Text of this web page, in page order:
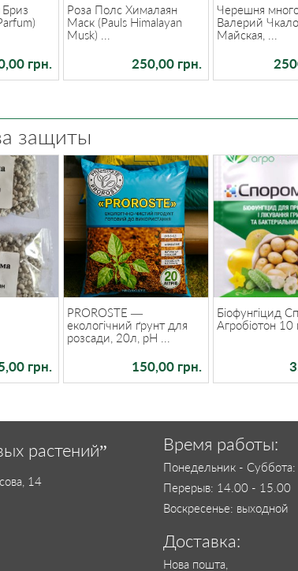
Бриз
грн.
Роза Полс Хималаян
Маск (Pauls Himalayan
Musk) ...
250,00 грн.
Черешня
Валерий
Майская, ...
защиты
грн.
PROROSTE —
екологічний ґрунт для
розсади, 20л, pH ...
150,00 грн.
Біофунгіцид
Агробіотон 10
растений”
14
Время работы:
Понедельник -
Перерыв: 14.00 - 15.00
Воскресенье: выходной
Доставка:
Нова пошта,